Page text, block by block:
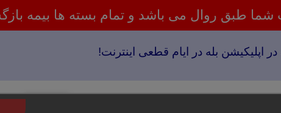
طبق روال می باشد و تمام بسته ها بیمه
اپلیکیشن بله در ایام قطعی اینترنت!